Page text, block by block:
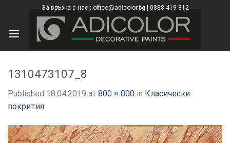
content
За връзка с нас : office@adicolor.bg | 0888 419 812
1310473107_8
Published 18.04.2019 at 800 × 800 in Класически
покрития
×